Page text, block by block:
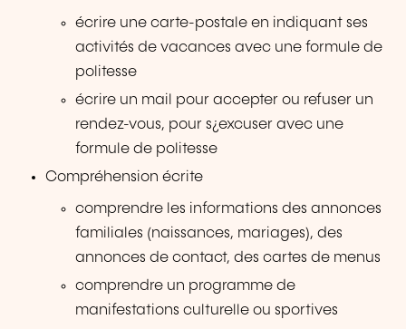
écrire une carte-postale en indiquant ses
activités de vacances avec une formule de
politesse
écrire un mail pour accepter ou refuser un
rendez-vous, pour s¿excuser avec une
formule de politesse
Compréhension écrite
comprendre les informations des annonces
familiales (naissances, mariages), des
annonces de contact, des cartes de menus
comprendre un programme de
manifestations culturelle ou sportives